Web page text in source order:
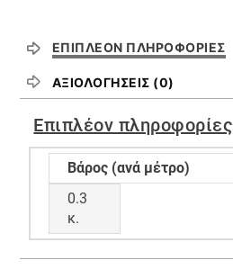
ΕΠΙΠΛΈΟΝ ΠΛΗΡΟΦΟΡΊΕΣ
ΑΞΙΟΛΟΓΉΣΕΙΣ (0)
Επιπλέον πληροφορίες
Βάρος (ανά μέτρο)
0.3
κ.